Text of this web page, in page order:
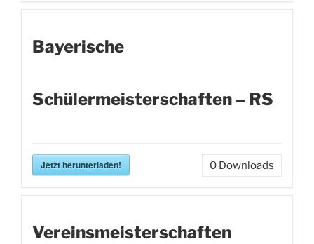
Bayerische
Schülermeisterschaften – RS
Jetzt herunterladen! 0 Downloads
Vereinsmeisterschaften